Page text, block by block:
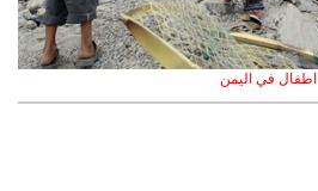
اطفال في اليمن